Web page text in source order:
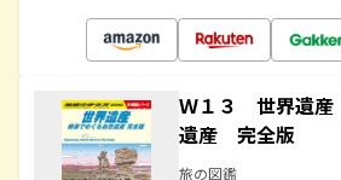
Ｗ１３ 世界遺
遺産 完全版
旅の図鑑